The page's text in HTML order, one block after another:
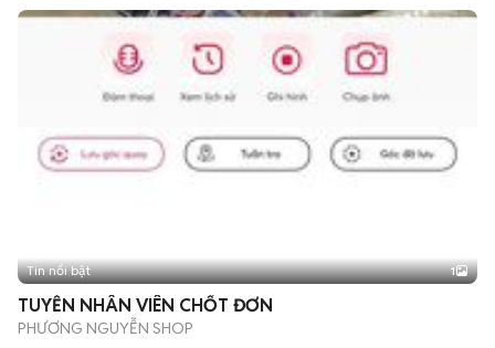
Tin nổi bật 1
TUYỄN NHÂN VIÊN CHỐT ĐƠN
PHƯƠNG NGUYỄN SHOP